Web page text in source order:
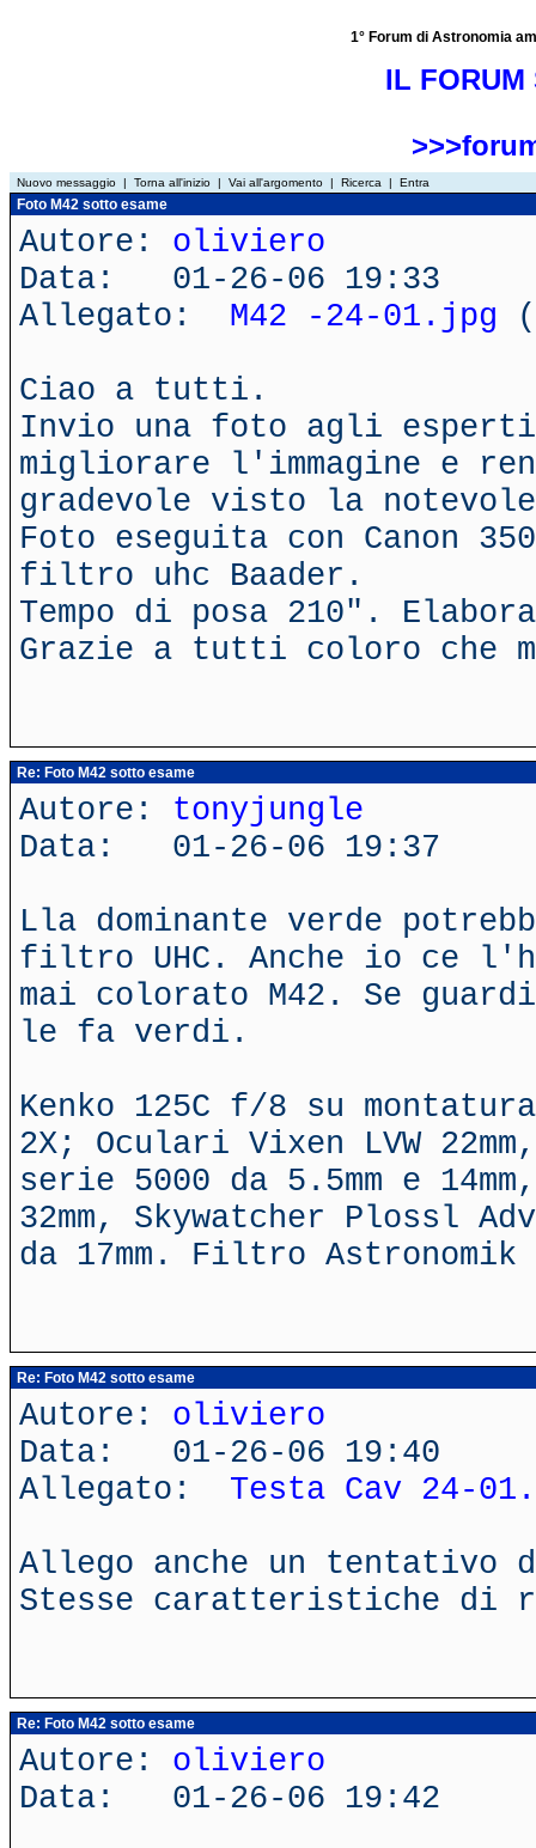
1° Forum di Astronomia
IL FORUM
Nuovo messaggio | Torna all'inizio | Vai all'argomento | Ricerca | Entra
Foto M42 sotto esame
Autore: oliviero
Data: 01-26-06 19:33
Allegato: M42 -24-01.jpg
Ciao a tutti.
Invio una foto agli esperti
migliorare l'immagine e
gradevole visto la
Foto eseguita con Canon
filtro uhc Baader.
Tempo di posa 210".
Grazie a tutti coloro che
Re: Foto M42 sotto esame
Autore: tonyjungle
Data: 01-26-06 19:37
Lla dominante verde
filtro UHC. Anche io ce
mai colorato M42. Se
le fa verdi.
Kenko 125C f/8 su
2X; Oculari Vixen LVW
serie 5000 da 5.5mm e
32mm, Skywatcher Plossl
da 17mm. Filtro Astronomik
Re: Foto M42 sotto esame
Autore: oliviero
Data: 01-26-06 19:40
Allegato: Testa Cav 24-
Allego anche un
Stesse caratteristiche di
Re: Foto M42 sotto esame
Autore: oliviero
Data: 01-26-06 19:42